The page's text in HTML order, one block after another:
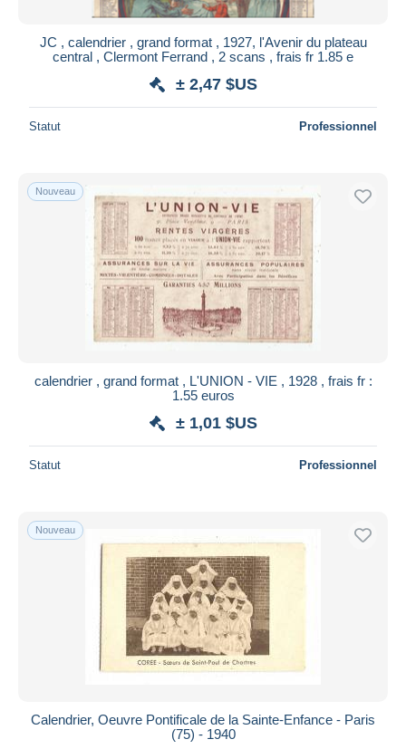
JC , calendrier , grand format , 1927, l'Avenir du plateau
central , Clermont Ferrand , 2 scans , frais fr 1.85 e
± 2,47 $US
Statut Professionnel
Nouveau
calendrier , grand format , L'UNION - VIE , 1928 , frais fr :
1.55 euros
± 1,01 $US
Statut Professionnel
Nouveau
Calendrier, Oeuvre Pontificale de la Sainte-Enfance - Paris
(75) - 1940